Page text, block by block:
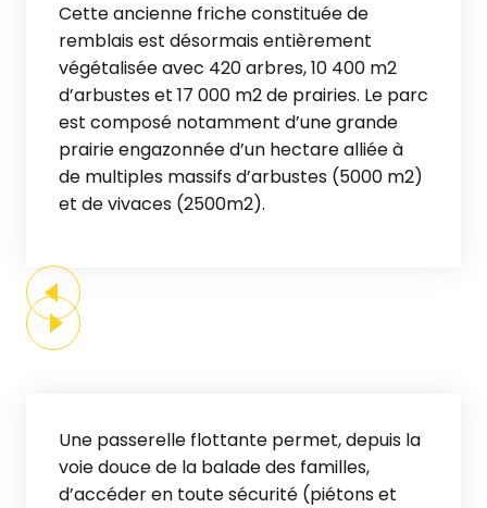
Cette ancienne friche constituée de
remblais est désormais entièrement
végétalisée avec 420 arbres, 10 400 m2
d’arbustes et 17 000 m2 de prairies. Le parc
est composé notamment d’une grande
prairie engazonnée d’un hectare alliée à
de multiples massifs d’arbustes (5000 m2)
et de vivaces (2500m2).
Une passerelle flottante permet, depuis la
voie douce de la balade des familles,
d’accéder en toute sécurité (piétons et